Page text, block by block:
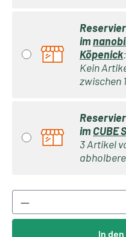
im
Köpenick:
Kein
zwischen
imCUBE
3 Artikel
Produkt Anzahl:
In